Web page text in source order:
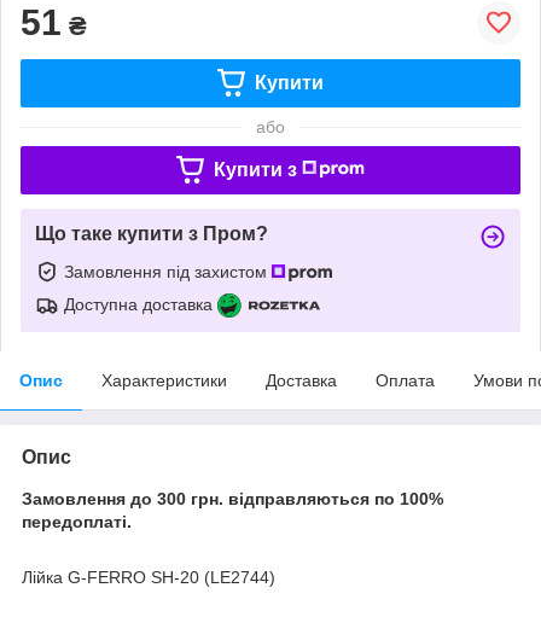
51 ₴
Купити
або
Купити з
Що таке купити з Пром?
Замовлення під захистом
Доступна доставка
Опис Характеристики Доставка Оплата Умови
Опис
Замовлення до 300 грн. відправляються по 100%
передоплаті.
Лійка G-FERRO SH-20 (LE2744)